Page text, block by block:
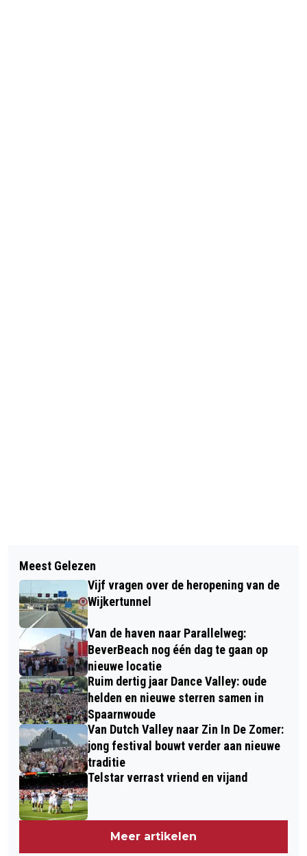
NEGENDE SYMFONIE VAN BEETHOVEN
VANDAAG 200 JAAR GELEDEN IN
PREMIÈRE
BEVERWIJK GAAT
VERKEERSVEILIGHEID VERSNELD
AANPAKKEN
Meest Gelezen
Vijf vragen over de heropening van de
Wijkertunnel
Van de haven naar Parallelweg:
BeverBeach nog één dag te gaan op
nieuwe locatie
Ruim dertig jaar Dance Valley: oude
helden en nieuwe sterren samen in
Spaarnwoude
Van Dutch Valley naar Zin In De Zomer:
jong festival bouwt verder aan nieuwe
traditie
Telstar verrast vriend en vijand
Meer artikelen